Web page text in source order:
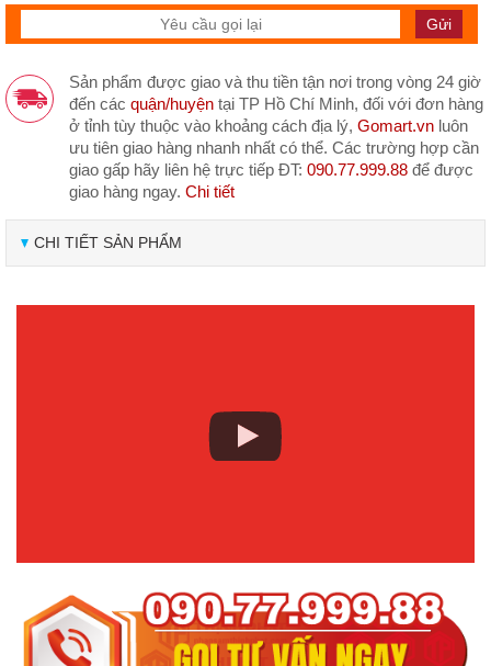
Sản phẩm được giao và thu tiền tận nơi trong vòng 24 giờ
đến các quận/huyện tại TP Hồ Chí Minh, đối với đơn hàng
ở tỉnh tùy thuộc vào khoảng cách địa lý, Gomart.vn luôn
ưu tiên giao hàng nhanh nhất có thể. Các trường hợp cần
giao gấp hãy liên hệ trực tiếp ĐT: 090.77.999.88 để được
giao hàng ngay. Chi tiết
CHI TIẾT SẢN PHẨM